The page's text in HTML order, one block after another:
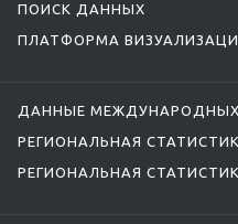
ПОИСК ДАННЫХ
ПЛАТФОРМА
ДАННЫЕ МЕЖДУНАРОДНЫХ
РЕГИОНАЛЬНАЯ
РЕГИОНАЛЬНАЯ